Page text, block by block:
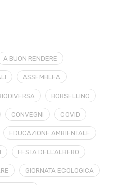
A BUON RENDERE
ASSEMBLEA
BORSELLINO
CONVEGNI COVID
EDUCAZIONE AMBIENTALE
FESTA DELL'ALBERO
GIORNATA ECOLOGICA